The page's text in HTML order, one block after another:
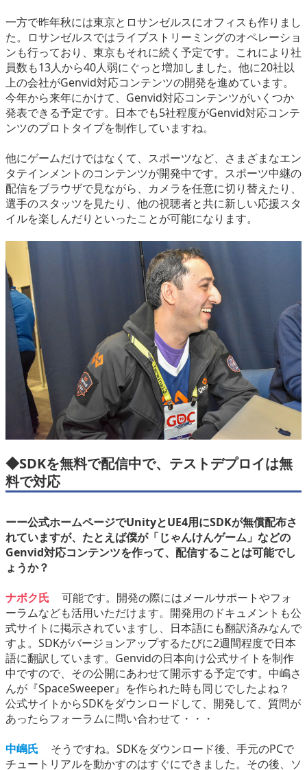
一方で昨年秋には東京とロサンゼルスにオフィスも作りまし
た。ロサンゼルスではライブストリーミングのオペレーショ
ンも行っており、東京もそれに続く予定です。これにより社
員数も13人から40人弱にぐっと増加しました。他に20社以
上の会社がGenvid対応コンテンツの開発を進めています。
今年から来年にかけて、Genvid対応コンテンツがいくつか
発表できる予定です。日本でも5社程度がGenvid対応コンテ
ンツのプロトタイプを制作していますね。
他にゲームだけではなくて、スポーツなど、さまざまなエン
タテインメントのコンテンツが開発中です。スポーツ中継の
配信をブラウザで見ながら、カメラを任意に切り替えたり、
選手のスタッツを見たり、他の視聴者と共に新しい応援スタ
イルを楽しんだりといったことが可能になります。
◆SDKを無料で配信中で、テストデプロイは無
料で対応
ーー公式ホームページでUnityとUE4用にSDKが無償配布さ
れていますが、たとえば僕が「じゃんけんゲーム」などの
Genvid対応コンテンツを作って、配信することは可能でし
ょうか？
ナボク氏
可能です。開発の際にはメールサポートやフォ
ーラムなども活用いただけます。開発用のドキュメントも公
式サイトに掲示されていますし、日本語にも翻訳済みなんで
すよ。SDKがバージョンアップするたびに2週間程度で日本
語に翻訳しています。Genvidの日本向け公式サイトを制作
中ですので、その公開にあわせて開示する予定です。中嶋さ
んが『SpaceSweeper』を作られた時も同じでしたよね？
公式サイトからSDKをダウンロードして、開発して、質問が
あったらフォーラムに問い合わせて・・・
中嶋氏
そうですね。SDKをダウンロード後、手元のPCで
チュートリアルを動かすのはすぐにできました。その後、ソ